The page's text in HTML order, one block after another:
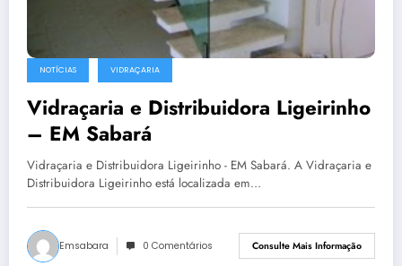
NOTÍCIAS VIDRAÇARIA
Vidraçaria e Distribuidora Ligeirinho
– EM Sabará
Vidraçaria e Distribuidora Ligeirinho - EM Sabará. A Vidraçaria e
Distribuidora Ligeirinho está localizada em…
Emsabara 0 Comentários Consulte Mais Informação